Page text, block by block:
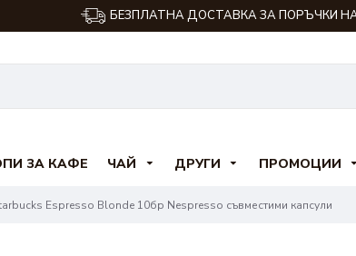
БЕЗПЛАТНА ДОСТАВКА ЗА ПОРЪЧКИ
ЗА КАФЕ ЧАЙ ДРУГИ ПРОМОЦИИ
Espresso Blonde 10бр Nespresso съвместими капсули